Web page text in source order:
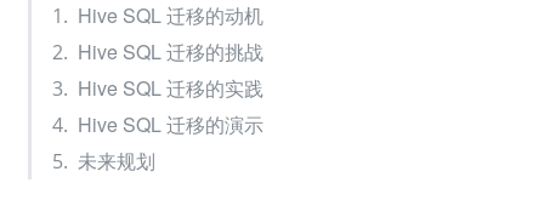
Hive SQL 迁移的动机
Hive SQL 迁移的挑战
Hive SQL 迁移的实践
Hive SQL 迁移的演示
未来规划